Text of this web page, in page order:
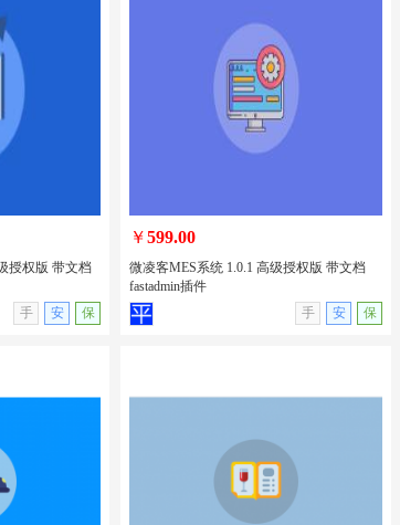
约系统/新车
租赁/包安装
无演示
uniapp开发多类型性格测试小程序源码/
性格测试源码/支持流量主广告/无后台
无演示
级授权版 带文
授权版 带文档
手
安 保
微凌客MES系统 1.0.1 高级授权版 带文
档 fastadmin插件
￥599.00
微凌客MES系统 1.0.1 高级授权版 带文档
fastadmin插件
手
安 保